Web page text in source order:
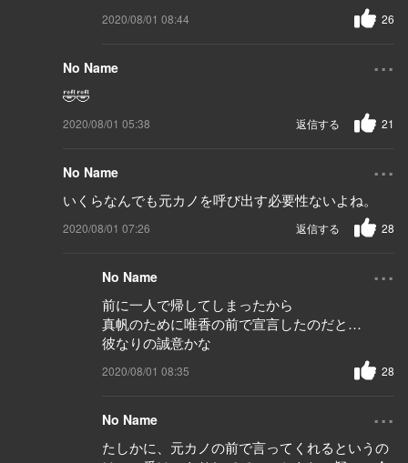
2020/08/01 08:44 26
No Name ...
🤣🤣
2020/08/01 05:38 21
返信する
No Name ...
いくらなんでも元カノを呼び出す必要性ないよね。
2020/08/01 07:26 28
返信する
No Name ...
前に一人で帰してしまったから
真帆のために唯香の前で宣言したのだと…
彼なりの誠意かな
2020/08/01 08:35 28
No Name ...
たしかに、元カノの前で言ってくれるというの